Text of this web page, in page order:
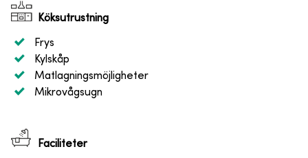
Köksutrustning
Frys
Kylskåp
Matlagningsmöjligheter
Mikrovågsugn
Faciliteter